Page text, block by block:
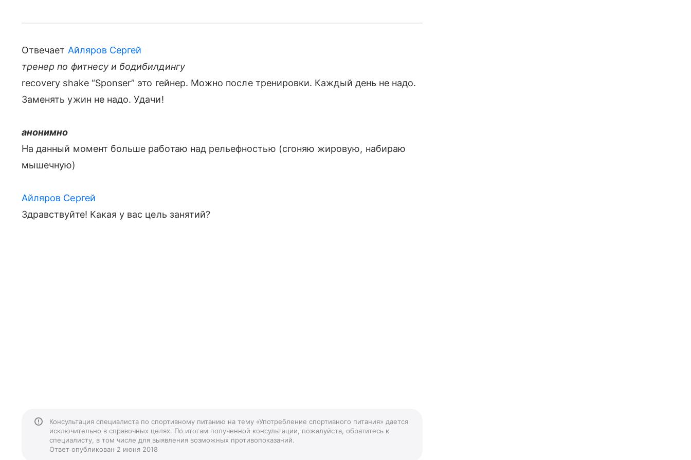
Отвечает Айляров Сергей
тренер по фитнесу и бодибилдингу
recovery shake “Sponser” это гейнер. Можно после тренировки. Каждый день не надо.
Заменять ужин не надо. Удачи!
анонимно
На данный момент больше работаю над рельефностью (сгоняю жировую, набираю
мышечную)
Айляров Сергей
Здравствуйте! Какая у вас цель занятий?
Консультация специалиста по спортивному питанию на тему «Употребление спортивного питания» дается
исключительно в справочных целях. По итогам полученной консультации, пожалуйста, обратитесь к
специалисту, в том числе для выявления возможных противопоказаний.
Ответ опубликован 2 июня 2018